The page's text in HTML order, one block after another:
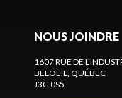
NOUS JOINDRE
1607 RUE DE
BELOEIL , QUÉBEC
J3G 0S5